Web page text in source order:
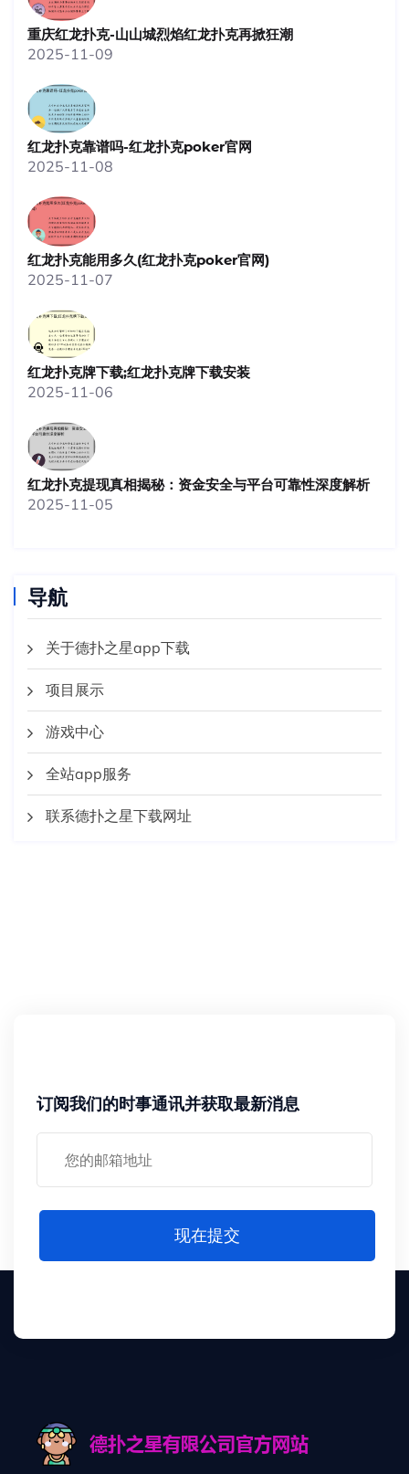
重庆红龙扑克-山山城烈焰红龙扑克再掀狂潮
2025-11-09
红龙扑克靠谱吗-红龙扑克poker官网
2025-11-08
红龙扑克能用多久(红龙扑克poker官网)
2025-11-07
红龙扑克牌下载;红龙扑克牌下载安装
2025-11-06
红龙扑克提现真相揭秘：资金安全与平台可靠性深度解析
2025-11-05
导航
关于德扑之星app下载
项目展示
游戏中心
全站app服务
联系德扑之星下载网址
订阅我们的时事通讯并获取最新消息
现在提交